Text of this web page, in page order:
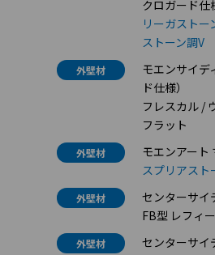
クロガード
リーガストー
ストーン調V
外壁材
モエンサイデ
ド仕様）
フレスカル /
フラット
外壁材
モエンアート
スプリアスト
外壁材
センターサイ
FB型 レフィ
外壁材 センターサイ